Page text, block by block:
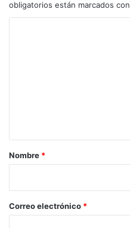
obligatorios están marcados con
r
*
Nombre *
Correo electrónico *